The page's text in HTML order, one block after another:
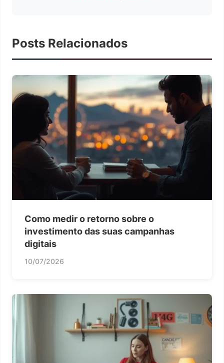
Posts Relacionados
Como medir o retorno sobre o
investimento das suas campanhas
digitais
10/07/2026